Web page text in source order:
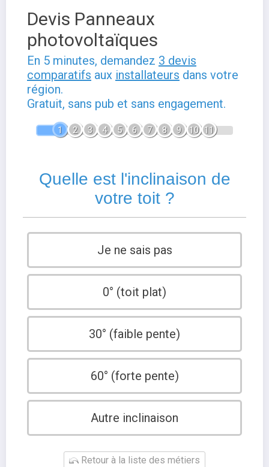
Devis Panneaux
photovoltaïques
En 5 minutes, demandez 3 devis
comparatifs aux installateurs dans votre
région.
Gratuit, sans pub et sans engagement.
1 2 3 4 5 6 7 8 9 10 11
Quelle est l'inclinaison de
votre toit ?
Je ne sais pas
0° (toit plat)
30° (faible pente)
60° (forte pente)
Autre inclinaison
Retour à la liste des métiers